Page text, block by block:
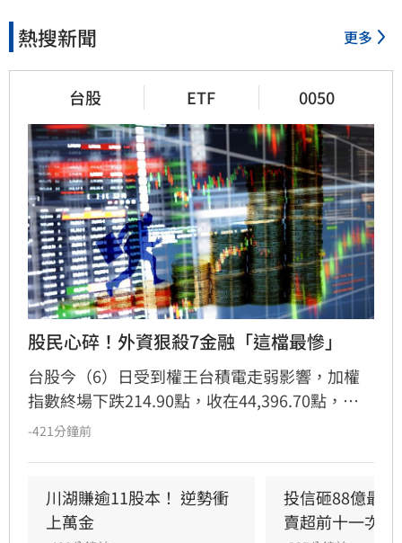
熱搜新聞 更多
台股 ETF 0050
股民心碎！外資狠殺7金融「這檔最慘」
台股今（6）日受到權王台積電走弱影響，加權
指數終場下跌214.90點，收在44,396.70點，跌
幅0.48%。外資相較昨天狂買903億，今天買超
超前十大個股中，多家金融股上榜，又以臺企銀
（2834）最慘，被提了2萬多張。
-421分鐘前
川湖賺逾11股本！ 逆勢衝
上萬金
投信砸88億最
賣超前十一次看